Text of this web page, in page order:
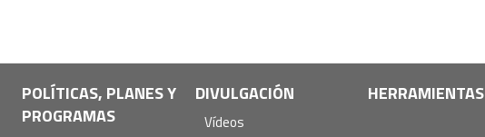
POLÍTICAS, PLANES Y
PROGRAMAS
DIVULGACIÓN
Vídeos
HERRAMIENTAS